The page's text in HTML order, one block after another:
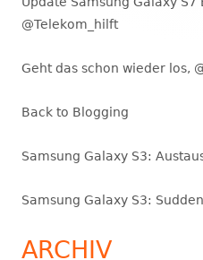
@Telekom_hilft
Geht das schon wieder los,
Back to Blogging
Samsung Galaxy S3:
Samsung Galaxy S3:
ARCHIV